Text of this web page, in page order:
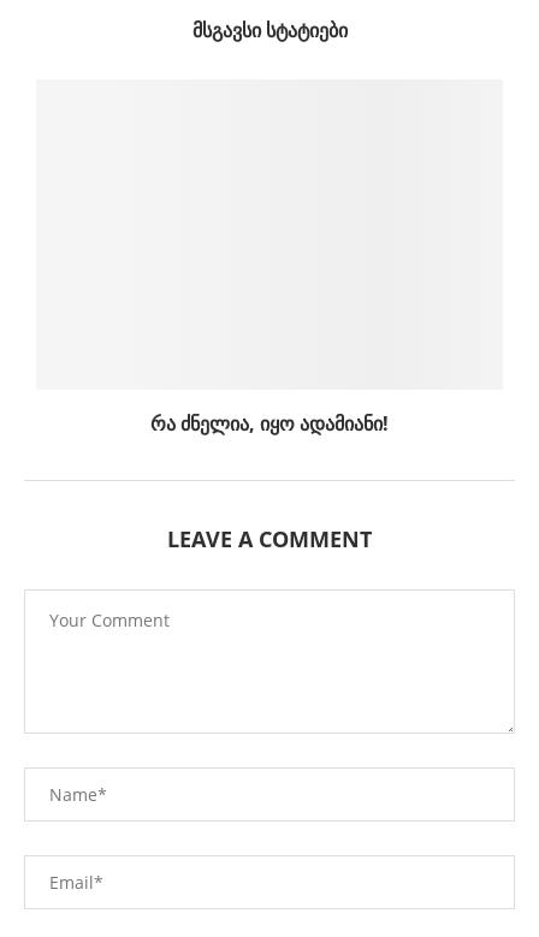
ᲛᲡᲒᲐᲕᲡᲘ ᲡᲢᲐᲢᲘᲔᲑᲘ
რა ძნელია, იყო ადამიანი!
LEAVE A COMMENT